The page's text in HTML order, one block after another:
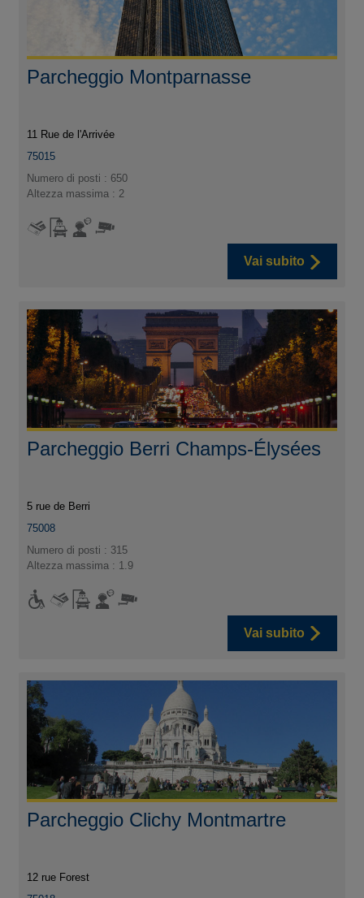
Parcheggio Montparnasse
11 Rue de l'Arrivée
75015
Numero di posti : 650
Altezza massima : 2
Vai subito
Parcheggio Berri Champs-Élysées
5 rue de Berri
75008
Numero di posti : 315
Altezza massima : 1.9
Vai subito
Parcheggio Clichy Montmartre
12 rue Forest